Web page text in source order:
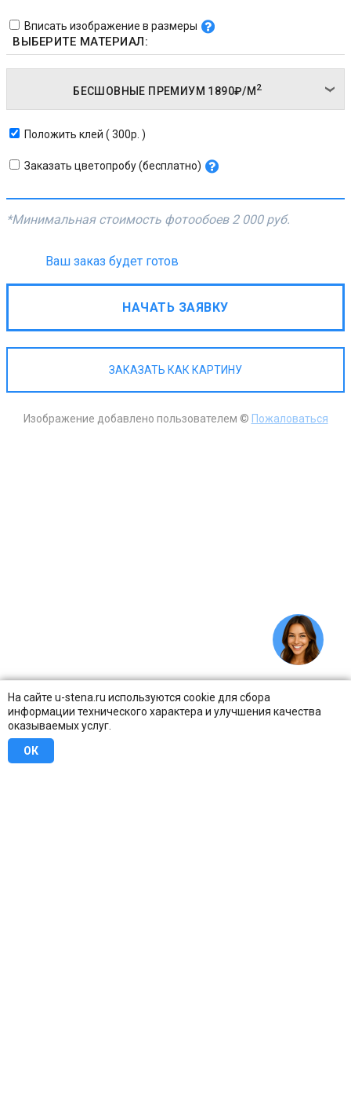
На сайте u-stena.ru используются cookie для сбора
информации технического характера и улучшения качества
оказываемых услуг.
ОК
Вписать изображение в размеры
ВЫБЕРИТЕ МАТЕРИАЛ:
БЕСШОВНЫЕ ПРЕМИУМ 1890₽/М 2
Положить клей ( 300р. )
Заказать цветопробу (бесплатно)
*Минимальная стоимость фотообоев 2 000 руб.
Ваш заказ будет готов
НАЧАТЬ ЗАЯВКУ
ЗАКАЗАТЬ КАК КАРТИНУ
Изображение добавлено пользователем © Пожаловаться